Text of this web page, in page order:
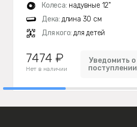
Колеса: надувные 12"
Дека: длина 30 см
Для кого: для детей
7474 ₽
Нет в наличии
Уведомить о
поступлении